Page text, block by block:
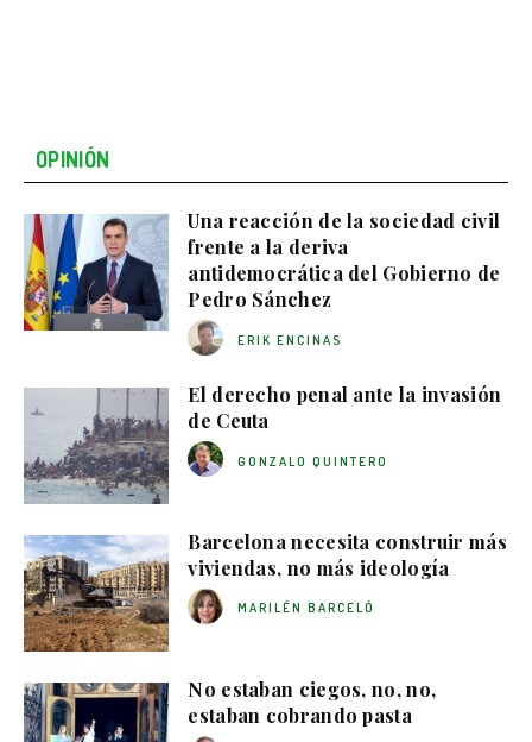
OPINIÓN
Una reacción de la sociedad civil
frente a la deriva
antidemocrática del Gobierno de
Pedro Sánchez
ERIK ENCINAS
El derecho penal ante la invasión
de Ceuta
GONZALO QUINTERO
Barcelona necesita construir más
viviendas, no más ideología
MARILÉN BARCELÓ
No estaban ciegos, no, no,
estaban cobrando pasta